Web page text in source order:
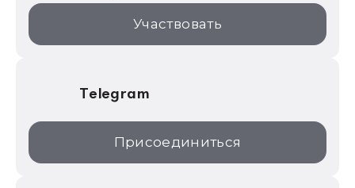
1С:Торговая площадка
Участвовать
Telegram
Присоединиться